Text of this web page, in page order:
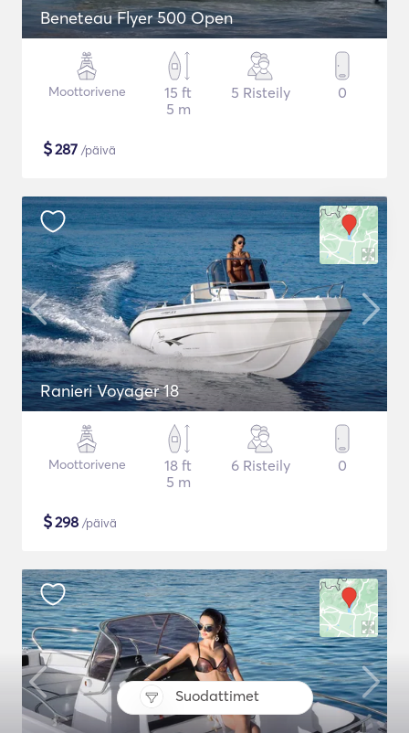
Suodattimet
Beneteau Flyer 500 Open
Moottorivene
15 ft
5 m
5 Risteily 0
$287 /päivä
Ranieri Voyager 18
Moottorivene
18 ft
5 m
6 Risteily 0
$298 /päivä